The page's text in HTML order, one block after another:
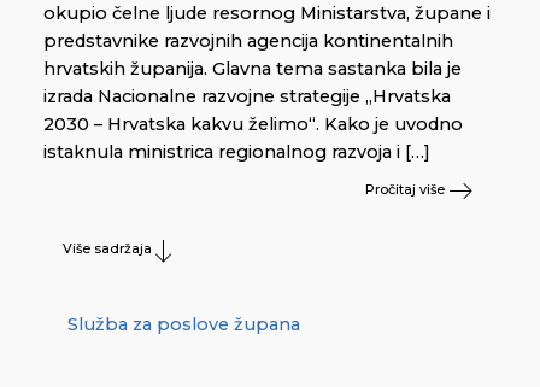
okupio čelne ljude resornog Ministarstva, župane i
predstavnike razvojnih agencija kontinentalnih
hrvatskih županija. Glavna tema sastanka bila je
izrada Nacionalne razvojne strategije „Hrvatska
2030 – Hrvatska kakvu želimo“. Kako je uvodno
istaknula ministrica regionalnog razvoja i […]
Pročitaj više
Više sadržaja
Služba za poslove župana